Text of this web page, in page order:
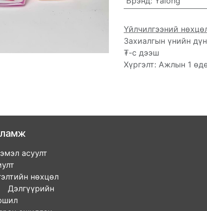
Үйлчилгээний
Захиалгын үнийн
₮-с дээш
Хүргэлт: Ажлын 1
асуулт
нөхцөл